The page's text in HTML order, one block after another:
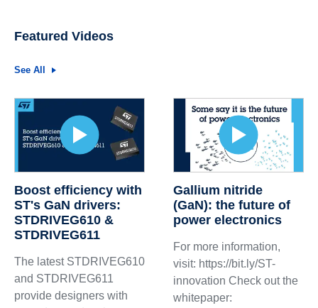
Featured Videos
See All
Boost efficiency with
ST's GaN drivers:
STDRIVEG610 &
STDRIVEG611
The latest STDRIVEG610
and STDRIVEG611
provide designers with
Gallium nitride
(GaN): the future of
power electronics
For more information,
visit: https://bit.ly/ST-
innovation Check out the
whitepaper: